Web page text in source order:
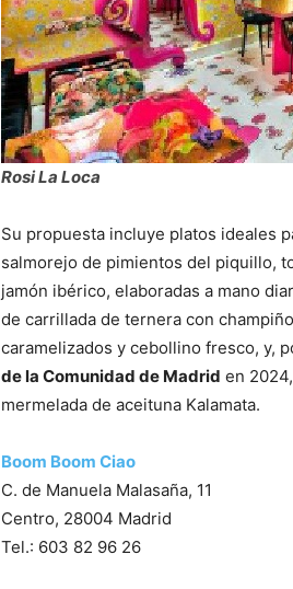
Rosi La Loca
Su propuesta incluye platos ideales
salmorejo de pimientos del piquillo,
jamón ibérico, elaboradas a mano
de carrillada de ternera con
caramelizados y cebollino fresco, y,
de la Comunidad de Madrid en
mermelada de aceituna Kalamata.
Boom Boom Ciao
C. de Manuela Malasaña, 11
Centro, 28004 Madrid
Tel.: 603 82 96 26